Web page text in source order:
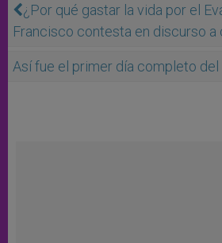
¿Por qué gastar la vida por el
Francisco contesta en discurso
Así fue el primer día completo